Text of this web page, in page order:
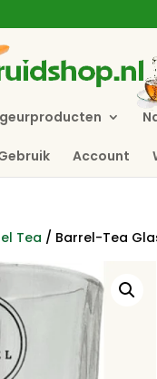
Account
Tea / Barrel-Tea